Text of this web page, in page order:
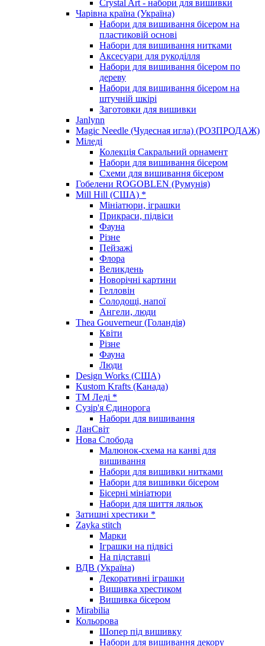
Crystal Art - набори для вишивки
Чарівна країна (Україна)
Набори для вишивання бісером на
пластиковій основі
Набори для вишивання нитками
Аксесуари для рукоділля
Набори для вишивання бісером по
дереву
Набори для вишивання бісером на
штучній шкірі
Заготовки для вишивки
Janlynn
Magic Needle (Чудесная игла) (РОЗПРОДАЖ)
Міледі
Колекція Сакральний орнамент
Набори для вишивання бісером
Схеми для вишивання бісером
Гобелени ROGOBLEN (Румунія)
Mill Hill (США) *
Мініатюри, іграшки
Прикраси, підвіси
Фауна
Різне
Пейзажі
Флора
Великдень
Новорічні картини
Гелловін
Солодощі, напої
Ангели, люди
Thea Gouverneur (Голандія)
Квіти
Різне
Фауна
Люди
Design Works (США)
Kustom Krafts (Канада)
ТМ Леді *
Сузір'я Єдинорога
Набори для вишивання
ЛанСвіт
Нова Слобода
Малюнок-схема на канві для
вишивання
Набори для вишивки нитками
Набори для вишивки бісером
Бісерні мініатюри
Набори для шиття ляльок
Затишні хрестики *
Zayka stitch
Марки
Іграшки на підвісі
На підставці
ВДВ (Україна)
Декоративні іграшки
Вишивка хрестиком
Вишивка бісером
Mirabilia
Кольорова
Шопер під вишивку
Набори для вишивання декору